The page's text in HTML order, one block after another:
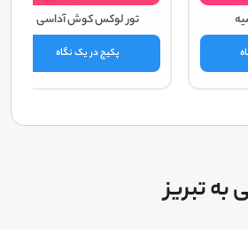
تور لوکس کوش آداسی
پکیج در یک نگاه
به تبریز